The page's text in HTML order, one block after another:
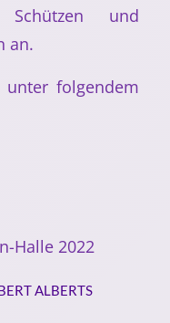
und
an.
unter folgendem
Halle 2022
ALBERTS